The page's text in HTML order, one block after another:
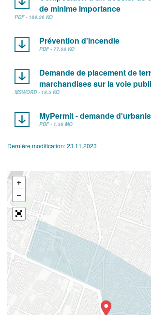
de minime importance
PDF - 188.26 KO
Prévention d'incendie
PDF - 77.08 KO
Demande de placement de
marchandises sur la voie
MSWORD - 18.5 KO
MyPermit - demande
PDF - 1.38 MO
Dernière modification:23.11.2023